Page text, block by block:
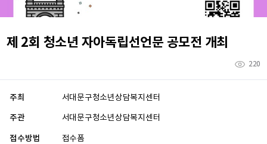
제 2회 청소년 자아독립선언문 공모전 개최
220
주최 서대문구청소년상담복지센터
주관 서대문구청소년상담복지센터
접수방법 접수폼